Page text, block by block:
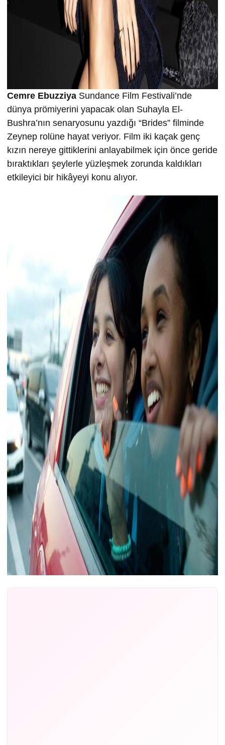
Cemre Ebuzziya Sundance Film Festivali’nde
dünya prömiyerini yapacak olan Suhayla El-
Bushra’nın senaryosunu yazdığı “Brides” filminde
Zeynep rolüne hayat veriyor. Film iki kaçak genç
kızın nereye gittiklerini anlayabilmek için önce geride
bıraktıkları şeylerle yüzleşmek zorunda kaldıkları
etkileyici bir hikâyeyi konu alıyor.